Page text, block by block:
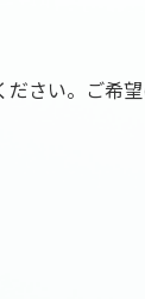
ださい。ご希